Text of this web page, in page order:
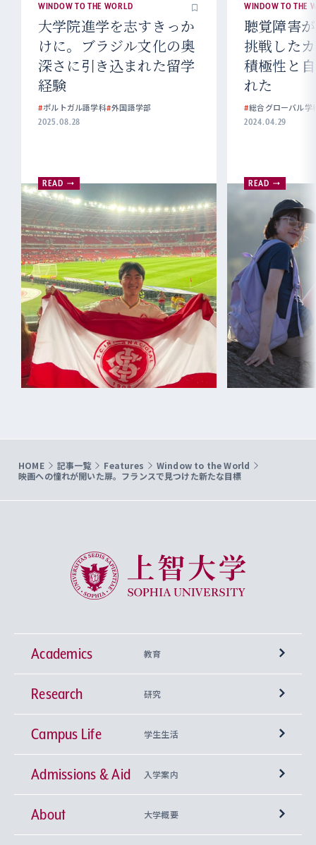
WINDOW TO THE WORLD
大学院進学を志すきっか
けに。ブラジル文化の奥
深さに引き込まれた留学
経験
#ポルトガル語学科#外国語学部
2025.08.28
READ
WINDOW TO THE
聴覚障害
挑戦した
積極性と
れた
#総合グローバル学
2024.04.29
READ
HOME 記事一覧 Features
Window to the World
映画への憧れが開いた扉。フランスで見つけた新たな目標
上智大学 Sophia University
Academics 教育
学部
神学部
文学部
総合人間科学部
興味から学科を探す
上智大学の全学共通教育
基盤教育センター
上智大学の語学教育
Research 研究
研究所 等
キリスト教文化研究所
中世思想研究所
Sophia Open Research Weeks (SORW)
産官学連携
Campus Life 学生生活
学期区分と授業時間割
課外活動
Admissions & Aid 入学案内
上智大学で取得できる学位
About 大学概要